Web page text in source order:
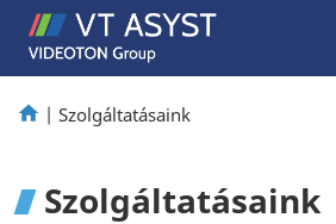
| Szolgáltatásaink
Szolgáltatásaink